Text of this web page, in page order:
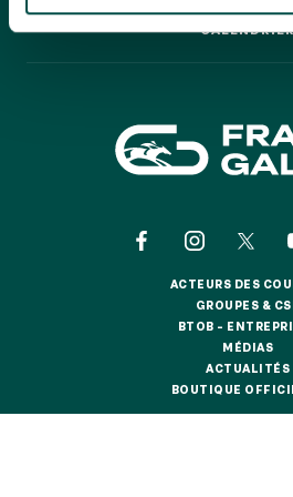
LA GARDEN PARTY - CYGAMES
OFFRES, PASS & ABONNEMENTS
ABONNEMENTS ANNUELS
ABONNEMENTS ANNUELS
JOURS DE COURSES
ACTEURS DES
ACTEURS DES
GROUPES &
GROUPES &
BTOB –
BTOB –
MÉDIAS
MÉDIAS
ACTUALITÉS
ACTUALITÉS
BOUTIQUE